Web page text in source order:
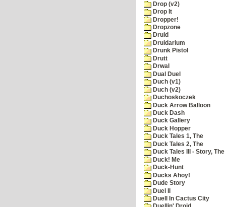
Drop (v2)
Drop It
Dropper!
Dropzone
Druid
Druidarium
Drunk Pistol
Drutt
Drwal
Dual Duel
Duch (v1)
Duch (v2)
Duchoskoczek
Duck Arrow Balloon
Duck Dash
Duck Gallery
Duck Hopper
Duck Tales 1, The
Duck Tales 2, The
Duck Tales III - Story, The
Duck! Me
Duck-Hunt
Ducks Ahoy!
Dude Story
Duel II
Duell In Cactus City